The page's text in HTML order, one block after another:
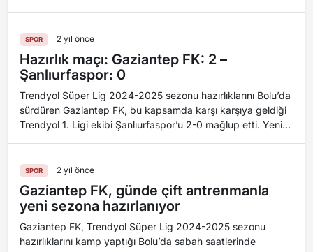
SPOR 2 yıl önce
Hazırlık maçı: Gaziantep FK: 2 –
Şanlıurfaspor: 0
Trendyol Süper Lig 2024-2025 sezonu hazırlıklarını Bolu’da
sürdüren Gaziantep FK, bu kapsamda karşı karşıya geldiği
Trendyol 1. Ligi ekibi Şanlıurfaspor’u 2-0 mağlup etti. Yeni
SPOR 2 yıl önce
Gaziantep FK, günde çift antrenmanla
yeni sezona hazırlanıyor
Gaziantep FK, Trendyol Süper Lig 2024-2025 sezonu
hazırlıklarını kamp yaptığı Bolu’da sabah saatlerinde